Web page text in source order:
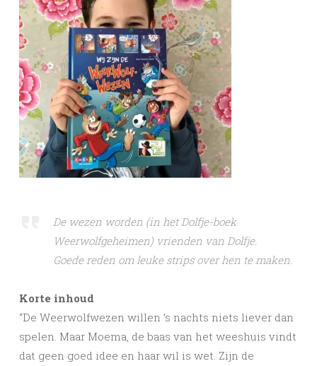
De wezen worden (in het Dolfje-boek
Weerwolfgeheimen) vrienden van Dolfje.
Goede reden om leuke strips over hen te maken.
Korte inhoud
“De Weerwolfwezen willen ’s nachts niets liever dan
spelen. Maar Moema, de baas van het weeshuis vindt
dat geen goed idee en haar wil is wet. Zijn de